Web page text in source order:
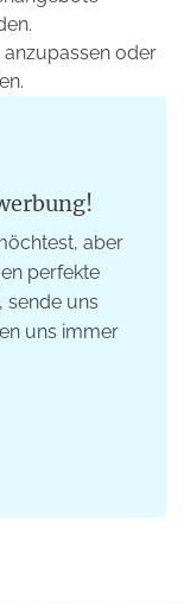
oder
aber
perfekte
sende uns
uns immer